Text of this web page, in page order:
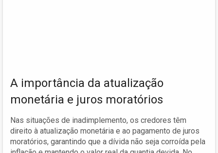
A importância da atualização
monetária e juros moratórios
Nas situações de inadimplemento, os credores têm
direito à atualização monetária e ao pagamento de juros
moratórios, garantindo que a dívida não seja corroída pela